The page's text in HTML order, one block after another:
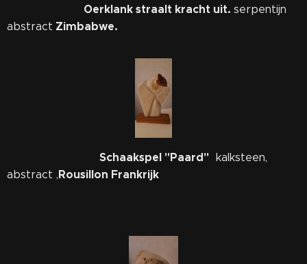
Oerklank straalt kracht uit. serpentijn
abstract Zimbabwe.
Schaakspel "Paard" kalksteen,
abstract ,Rousillon Frankrijk